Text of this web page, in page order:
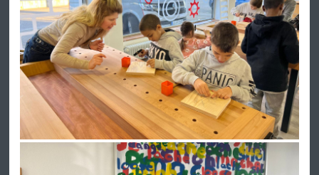
unser Ökosystem ist.